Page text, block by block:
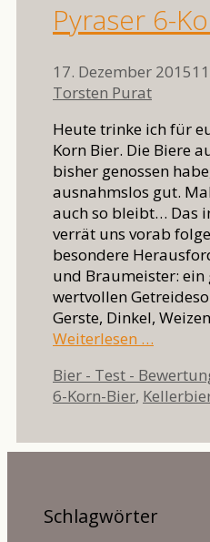
Pyraser 6-
17. Dezember 2015
Torsten Purat
Heute trinke ich für
Korn Bier. Die Biere
bisher genossen
ausnahmslos gut.
auch so bleibt… Das
verrät uns vorab
besondere
und Braumeister: ein
wertvollen
Gerste, Dinkel,
Weiterlesen …
Kategorien
Bier - Test -
Schlagwörter
6-Korn-Bier,
Schlagwörter